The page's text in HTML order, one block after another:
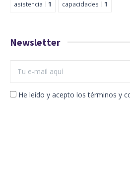
asistencia 1 capacidades 1
Newsletter
He leído y acepto los términos y